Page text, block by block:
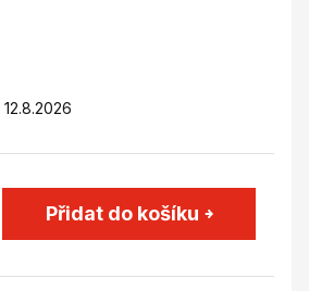
12.8.2026
Přidat do košíku